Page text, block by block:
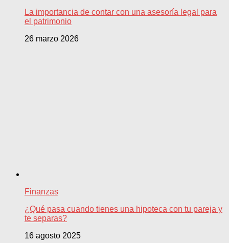
La importancia de contar con una asesoría legal para
el patrimonio
26 marzo 2026
Finanzas
¿Qué pasa cuando tienes una hipoteca con tu pareja y
te separas?
16 agosto 2025